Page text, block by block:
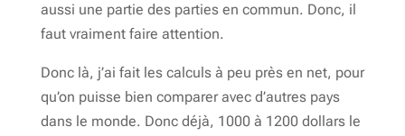
aussi une partie des parties en commun. Donc, il
faut vraiment faire attention.
Donc là, j’ai fait les calculs à peu près en net, pour
qu’on puisse bien comparer avec d’autres pays
dans le monde. Donc déjà, 1000 à 1200 dollars le